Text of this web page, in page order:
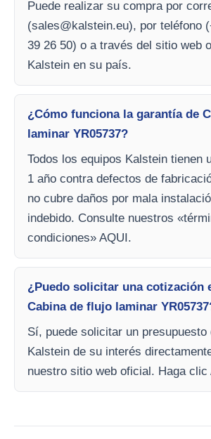
Puede realizar su compra por
(sales@kalstein.eu), por teléfono
39 26 50) o a través del sitio web
Kalstein en su país.
¿Cómo funciona la garantía de
laminar YR05737?
Todos los equipos Kalstein tienen
1 año contra defectos de
no cubre daños por mala
indebido. Consulte nuestros
condiciones» AQUI.
¿Puedo solicitar una cotización
Cabina de flujo laminar
Sí, puede solicitar un presupuesto
Kalstein de su interés
nuestro sitio web oficial. Haga clic